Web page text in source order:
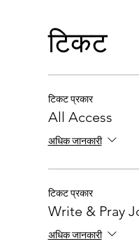
Expect to hear
Upgrade to
challenge and
or in-person in
टिकट
टिकट प्रकार
All Access
अधिक जानकारी
टिकट प्रकार
Write & Pray
अधिक जानकारी